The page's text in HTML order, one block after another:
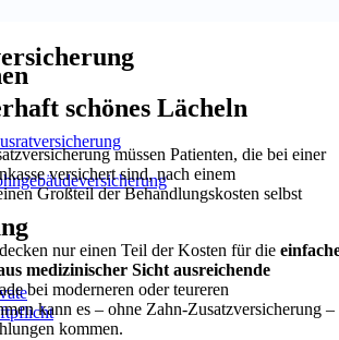
schönes Lächeln
müssen Patienten, die bei einer
versichert sind, nach einem
Großteil der Behandlungskosten selbst
nur einen Teil der Kosten für die
medizinischer Sicht ausreichende
bei moderneren oder teureren
kann es – ohne Zahn-Zusatzversicherung –
kommen.